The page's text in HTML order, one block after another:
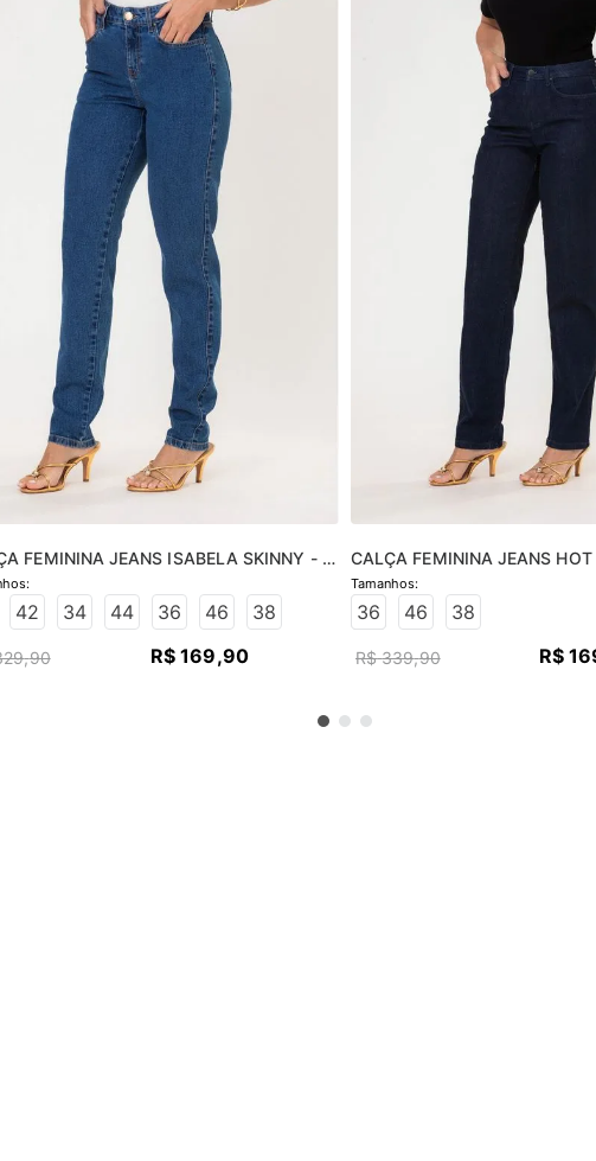
FEMININA JEANS ISABELA SKINNY -
MÉDIO
42 34 44 36 46 38
,90 R$ 169,90
CALÇA FEMININA JEANS
- JEANS ESCURO
36 46 38
R$ 339,90 R$